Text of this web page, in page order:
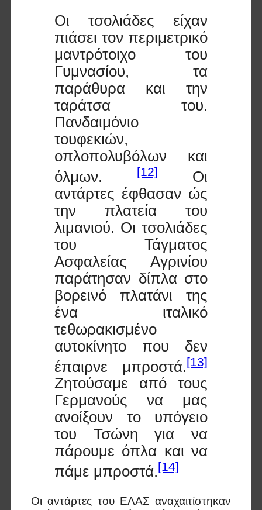
Οι τσολιάδες είχαν
πιάσει τον περιμετρικό
μαντρότοιχο του
Γυμνασίου, τα
παράθυρα και την
ταράτσα του.
Πανδαιμόνιο
τουφεκιών,
οπλοπολυβόλων και
όλμων.
[12]
Οι
αντάρτες έφθασαν ώς
την πλατεία του
λιμανιού. Οι τσολιάδες
του Τάγματος
Ασφαλείας Αγρινίου
παράτησαν δίπλα στο
βορεινό πλατάνι της
ένα ιταλικό
τεθωρακισμένο
αυτοκίνητο που δεν
έπαιρνε μπροστά.[13]
Ζητούσαμε από τους
Γερμανούς να μας
ανοίξουν το υπόγειο
του Τσώνη για να
πάρουμε όπλα και να
πάμε μπροστά.[14]
Οι αντάρτες του ΕΛΑΣ αναχαιτίστηκαν